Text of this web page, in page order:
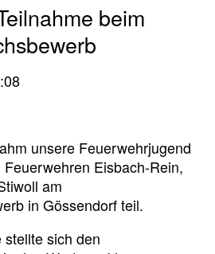
beim
unsere Feuerwehrjugend
Eisbach-Rein,
am
in Gössendorf teil.
sich den